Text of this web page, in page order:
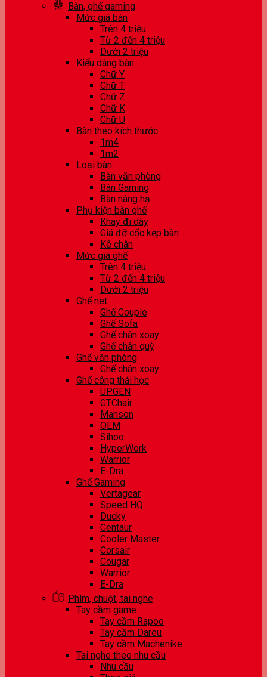
Bàn, ghế gaming
Mức giá bàn
Trên 4 triệu
Từ 2 đến 4 triệu
Dưới 2 triệu
Kiểu dáng bàn
Chữ Y
Chữ T
Chữ Z
Chữ K
Chữ U
Bàn theo kích thước
1m4
1m2
Loại bàn
Bàn văn phòng
Bàn Gaming
Bàn nâng hạ
Phụ kiện bàn ghế
Khay đi dây
Giá đỡ cốc kẹp bàn
Kê chân
Mức giá ghế
Trên 4 triệu
Từ 2 đến 4 triệu
Dưới 2 triệu
Ghế net
Ghế Couple
Ghế Sofa
Ghế chân xoay
Ghế chân quỳ
Ghế văn phòng
Ghế chân xoay
Ghế công thái học
UPGEN
GTChair
Manson
OEM
Sihoo
HyperWork
Warrior
E-Dra
Ghế Gaming
Vertagear
Speed HQ
Ducky
Centaur
Cooler Master
Corsair
Cougar
Warrior
E-Dra
Phím, chuột, tai nghe
Tay cầm game
Tay cầm Rapoo
Tay cầm Dareu
Tay cầm Machenike
Tai nghe theo nhu cầu
Nhu cầu